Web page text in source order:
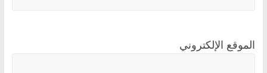
الموقع الإلكتروني